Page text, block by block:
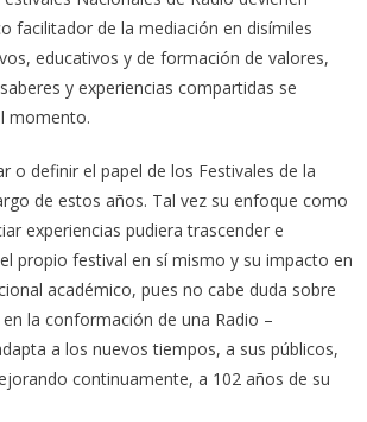
facilitador de la mediación en disímiles
educativos y de formación de valores,
y experiencias compartidas se
momento.
o definir el papel de los Festivales de la
de estos años. Tal vez su enfoque como
experiencias pudiera trascender e
propio festival en sí mismo y su impacto en
académico, pues no cabe duda sobre
la conformación de una Radio –
a los nuevos tiempos, a sus públicos,
continuamente, a 102 años de su